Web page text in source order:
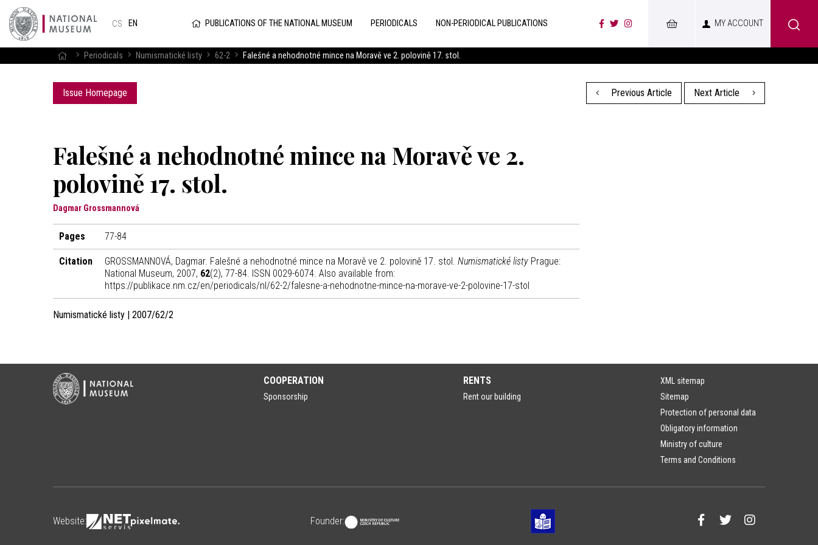
CS EN PUBLICATIONS OF THE NATIONAL MUSEUM PERIODICALS NON-PERIODICAL PUBLICATIONS MY ACCOUNT
Periodicals Numismatické listy 62-2 Falešné a nehodnotné mince na Moravě ve 2. polovině 17. stol.
Issue Homepage Previous Article Next Article
Falešné a nehodnotné mince na Moravě ve 2.
polovině 17. stol.
Dagmar Grossmannová
Pages 77-84
Citation GROSSMANNOVÁ, Dagmar. Falešné a nehodnotné mince na Moravě ve 2. polovině 17. stol. Numismatické listy Prague:
National Museum, 2007, 62(2), 77-84. ISSN 0029-6074. Also available from:
https://publikace.nm.cz/en/periodicals/nl/62-2/falesne-a-nehodnotne-mince-na-morave-ve-2-polovine-17-stol
Numismatické listy | 2007/62/2
COOPERATION
Sponsorship
RENTS
Rent our building
XML sitemap
Sitemap
Protection of personal data
Obligatory information
Ministry of culture
Terms and Conditions
Website: Founder: